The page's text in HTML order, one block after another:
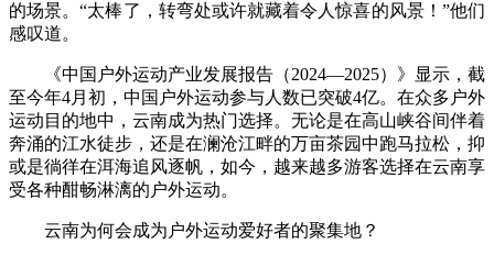
的场景。“太棒了，转弯处或许就藏着令人惊喜的风景！”他们
感叹道。
《中国户外运动产业发展报告（2024—2025）》显示，截
至今年4月初，中国户外运动参与人数已突破4亿。在众多户外
运动目的地中，云南成为热门选择。无论是在高山峡谷间伴着
奔涌的江水徒步，还是在澜沧江畔的万亩茶园中跑马拉松，抑
或是徜徉在洱海追风逐帆，如今，越来越多游客选择在云南享
受各种酣畅淋漓的户外运动。
云南为何会成为户外运动爱好者的聚集地？